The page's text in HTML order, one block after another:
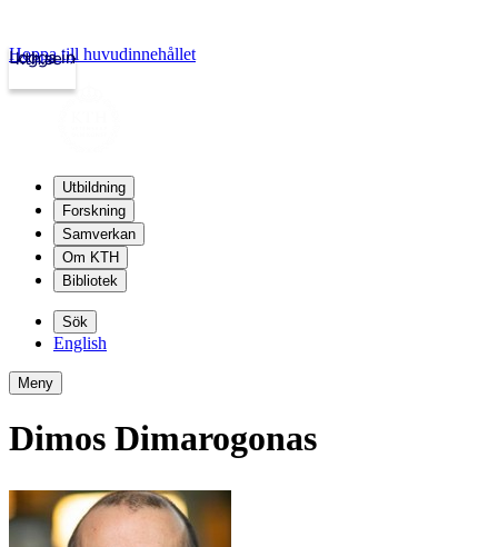
kth.se
Logga in
Hoppa till huvudinnehållet
Utbildning
Forskning
Samverkan
Om KTH
Bibliotek
Sök
English
Meny
Dimos Dimarogonas